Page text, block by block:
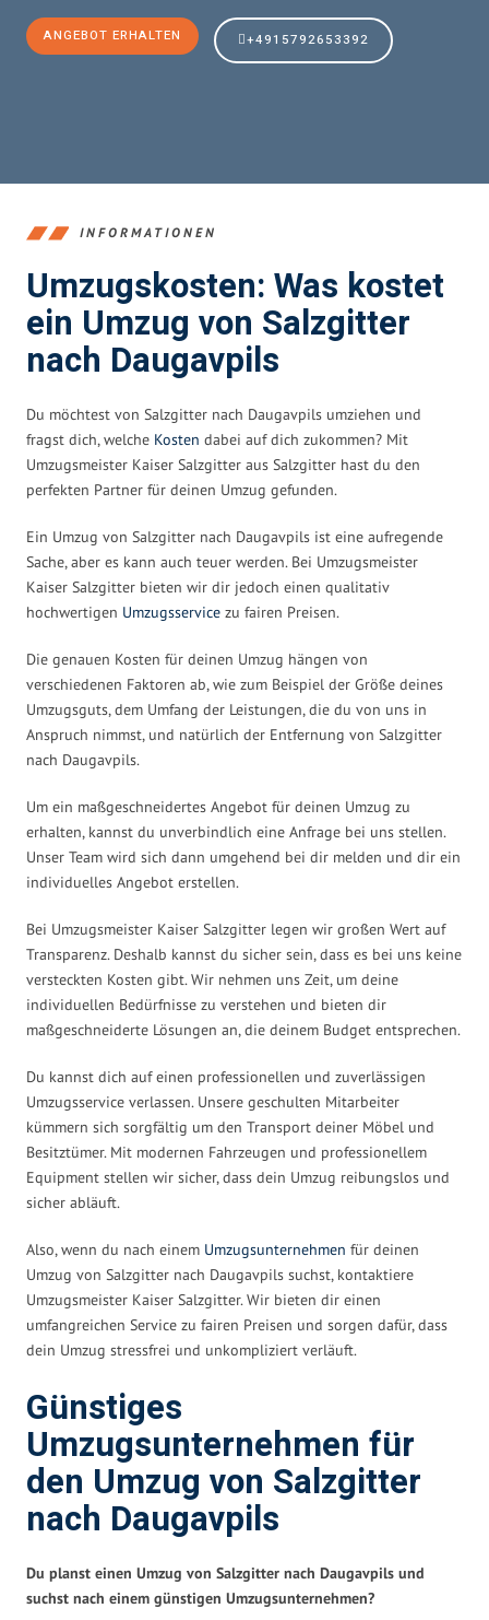
ANGEBOT ERHALTEN +4915792653392
INFORMATIONEN
Umzugskosten: Was kostet
ein Umzug von Salzgitter
nach Daugavpils
Du möchtest von Salzgitter nach Daugavpils umziehen und
fragst dich, welche Kosten dabei auf dich zukommen? Mit
Umzugsmeister Kaiser Salzgitter aus Salzgitter hast du den
perfekten Partner für deinen Umzug gefunden.
Ein Umzug von Salzgitter nach Daugavpils ist eine aufregende
Sache, aber es kann auch teuer werden. Bei Umzugsmeister
Kaiser Salzgitter bieten wir dir jedoch einen qualitativ
hochwertigen Umzugsservice zu fairen Preisen.
Die genauen Kosten für deinen Umzug hängen von
verschiedenen Faktoren ab, wie zum Beispiel der Größe deines
Umzugsguts, dem Umfang der Leistungen, die du von uns in
Anspruch nimmst, und natürlich der Entfernung von Salzgitter
nach Daugavpils.
Um ein maßgeschneidertes Angebot für deinen Umzug zu
erhalten, kannst du unverbindlich eine Anfrage bei uns stellen.
Unser Team wird sich dann umgehend bei dir melden und dir ein
individuelles Angebot erstellen.
Bei Umzugsmeister Kaiser Salzgitter legen wir großen Wert auf
Transparenz. Deshalb kannst du sicher sein, dass es bei uns keine
versteckten Kosten gibt. Wir nehmen uns Zeit, um deine
individuellen Bedürfnisse zu verstehen und bieten dir
maßgeschneiderte Lösungen an, die deinem Budget entsprechen.
Du kannst dich auf einen professionellen und zuverlässigen
Umzugsservice verlassen. Unsere geschulten Mitarbeiter
kümmern sich sorgfältig um den Transport deiner Möbel und
Besitztümer. Mit modernen Fahrzeugen und professionellem
Equipment stellen wir sicher, dass dein Umzug reibungslos und
sicher abläuft.
Also, wenn du nach einem Umzugsunternehmen für deinen
Umzug von Salzgitter nach Daugavpils suchst, kontaktiere
Umzugsmeister Kaiser Salzgitter. Wir bieten dir einen
umfangreichen Service zu fairen Preisen und sorgen dafür, dass
dein Umzug stressfrei und unkompliziert verläuft.
Günstiges
Umzugsunternehmen für
den Umzug von Salzgitter
nach Daugavpils
Du planst einen Umzug von Salzgitter nach Daugavpils und
suchst nach einem günstigen Umzugsunternehmen?